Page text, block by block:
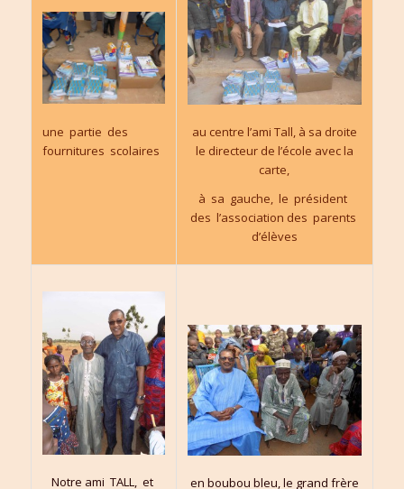
une partie des
fournitures scolaires
au centre l’ami Tall, à sa droite
le directeur de l’école avec la
carte,
à sa gauche, le président
des l’association des parents
d’élèves
Notre ami TALL, et
en boubou bleu, le grand frère